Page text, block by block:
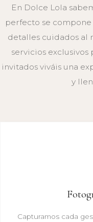
En Dolce Lola
perfecto se
detalles cuidados al
servicios exclusivos
invitados viváis una
y
Capturamos cada